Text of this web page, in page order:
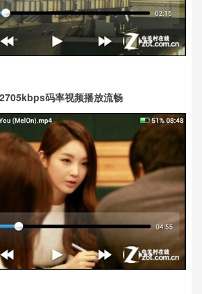
码率视频播放流畅